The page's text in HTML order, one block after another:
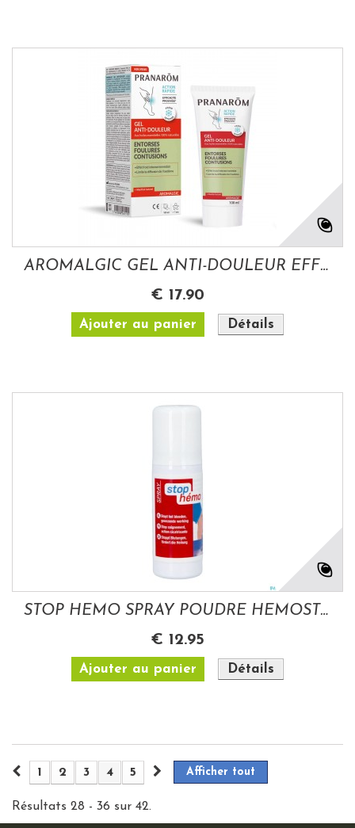
AROMALGIC GEL ANTI-DOULEUR EFFET FROID...
€ 17.90
Ajouter au panier Détails
STOP HEMO SPRAY POUDRE HEMOSTATIQUE 50ML
€ 12.95
Ajouter au panier Détails
Afficher tout
1 2 3 4 5
Résultats 28 - 36 sur 42.